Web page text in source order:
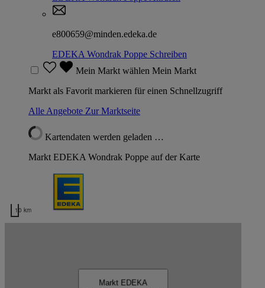
e800659@minden.edeka.de
EDEKA Wondrak Poppe Schreiben
Mein Markt wählen Mein Markt
Markt als Favorit markieren für einen Schnellzugriff
Alle Angebote Zur Marktseite
Kartendaten werden geladen …
Markt EDEKA Wondrak Poppe auf der Karte
Markt EDEKA
10 km